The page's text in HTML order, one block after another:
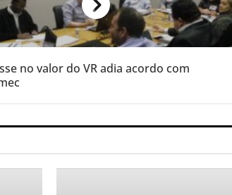
no valor do VR adia acordo com